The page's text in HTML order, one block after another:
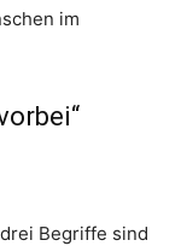
im
Begriffe sind